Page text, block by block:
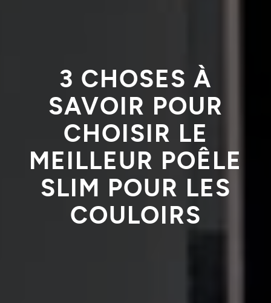
3 CHOSES À
SAVOIR POUR
CHOISIR LE
MEILLEUR POÊLE
SLIM POUR LES
COULOIRS